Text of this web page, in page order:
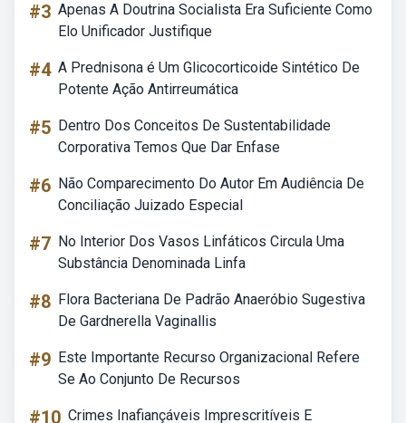
#3 Apenas A Doutrina Socialista Era Suficiente Como
Elo Unificador Justifique
#4 A Prednisona é Um Glicocorticoide Sintético De
Potente Ação Antirreumática
#5 Dentro Dos Conceitos De Sustentabilidade
Corporativa Temos Que Dar Enfase
#6 Não Comparecimento Do Autor Em Audiência De
Conciliação Juizado Especial
#7 No Interior Dos Vasos Linfáticos Circula Uma
Substância Denominada Linfa
#8 Flora Bacteriana De Padrão Anaeróbio Sugestiva
De Gardnerella Vaginallis
#9 Este Importante Recurso Organizacional Refere
Se Ao Conjunto De Recursos
#10 Crimes Inafiançáveis Imprescritíveis E